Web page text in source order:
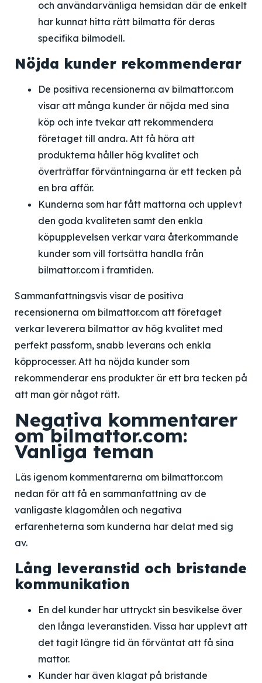
och användarvänliga hemsidan där de enkelt
har kunnat hitta rätt bilmatta för deras
specifika bilmodell.
Nöjda kunder rekommenderar
De positiva recensionerna av bilmattor.com
visar att många kunder är nöjda med sina
köp och inte tvekar att rekommendera
företaget till andra. Att få höra att
produkterna håller hög kvalitet och
överträffar förväntningarna är ett tecken på
en bra affär.
Kunderna som har fått mattorna och upplevt
den goda kvaliteten samt den enkla
köpupplevelsen verkar vara återkommande
kunder som vill fortsätta handla från
bilmattor.com i framtiden.
Sammanfattningsvis visar de positiva
recensionerna om bilmattor.com att företaget
verkar leverera bilmattor av hög kvalitet med
perfekt passform, snabb leverans och enkla
köpprocesser. Att ha nöjda kunder som
rekommenderar ens produkter är ett bra tecken på
att man gör något rätt.
Negativa kommentarer
om bilmattor.com:
Vanliga teman
Läs igenom kommentarerna om bilmattor.com
nedan för att få en sammanfattning av de
vanligaste klagomålen och negativa
erfarenheterna som kunderna har delat med sig
av.
Lång leveranstid och bristande
kommunikation
En del kunder har uttryckt sin besvikelse över
den långa leveranstiden. Vissa har upplevt att
det tagit längre tid än förväntat att få sina
mattor.
Kunder har även klagat på bristande